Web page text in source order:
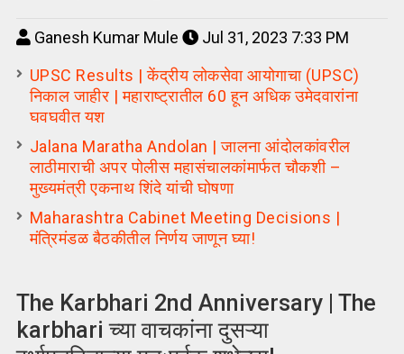
Ganesh Kumar Mule
Jul 31, 2023 7:33 PM
UPSC Results | केंद्रीय लोकसेवा आयोगाचा (UPSC)
निकाल जाहीर | महाराष्ट्रातील 60 हून अधिक उमेदवारांना
घवघवीत यश
Jalana Maratha Andolan | जालना आंदोलकांवरील
लाठीमाराची अपर पोलीस महासंचालकांमार्फत चौकशी –
मुख्यमंत्री एकनाथ शिंदे यांची घोषणा
Maharashtra Cabinet Meeting Decisions |
मंत्रिमंडळ बैठकीतील निर्णय जाणून घ्या!
The Karbhari 2nd Anniversary | The
karbhari च्या वाचकांना दुसऱ्या